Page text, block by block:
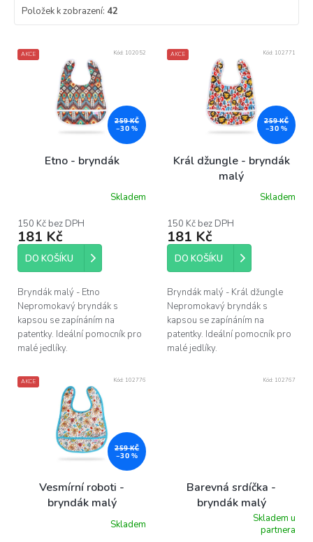
Položek k zobrazení: 42
V
ý
ů
AKCE
259 KČ
–30 %
Etno - bryndák
Skladem
150 Kč bez DPH
181 Kč
DO KOŠÍKU
Bryndák malý - Etno
Nepromokavý bryndák s
kapsou se zapínáním na
patentky. Ideální pomocník pro
malé jedlíky.
Kód: 102052 AKCE
259 KČ
–30 %
Král džungle - bryndák
malý
Skladem
150 Kč bez DPH
181 Kč
DO KOŠÍKU
Bryndák malý - Král džungle
Nepromokavý bryndák s
kapsou se zapínáním na
patentky. Ideální pomocník pro
malé jedlíky.
Kód: 102771
AKCE
259 KČ
–30 %
Vesmírní roboti -
bryndák malý
Skladem
Kód: 102776
Barevná srdíčka -
bryndák malý
Skladem u
partnera
Kód: 102767